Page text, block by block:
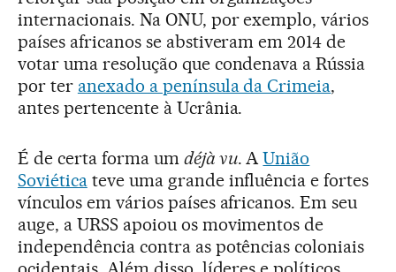
internacionais. Na ONU, por exemplo, vários
países africanos se abstiveram em 2014 de
votar uma resolução que condenava a Rússia
por ter anexado a península da Crimeia,
antes pertencente à Ucrânia.
É de certa forma um déjà vu. AUnião
Soviéticateve uma grande influência e fortes
vínculos em vários países africanos. Em seu
auge, a URSS apoiou os movimentos de
independência contra as potências coloniais